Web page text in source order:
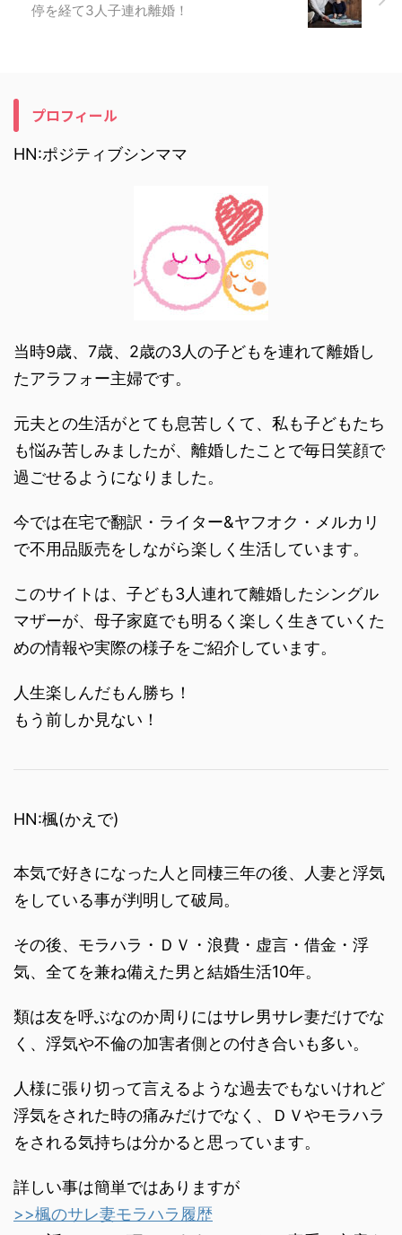
停を経て3人子連れ離婚！
プロフィール
HN:ポジティブシンママ
当時9歳、7歳、2歳の3人の子どもを連れて離婚し
たアラフォー主婦です。
元夫との生活がとても息苦しくて、私も子どもたち
も悩み苦しみましたが、離婚したことで毎日笑顔で
過ごせるようになりました。
今では在宅で翻訳・ライター&ヤフオク・メルカリ
で不用品販売をしながら楽しく生活しています。
このサイトは、子ども3人連れて離婚したシングル
マザーが、母子家庭でも明るく楽しく生きていくた
めの情報や実際の様子をご紹介しています。
人生楽しんだもん勝ち！
もう前しか見ない！
HN:楓(かえで)
本気で好きになった人と同棲三年の後、人妻と浮気
をしている事が判明して破局。
その後、モラハラ・ＤＶ・浪費・虚言・借金・浮
気、全てを兼ね備えた男と結婚生活10年。
類は友を呼ぶなのか周りにはサレ男サレ妻だけでな
く、浮気や不倫の加害者側との付き合いも多い。
人様に張り切って言えるような過去でもないけれど
浮気をされた時の痛みだけでなく、ＤＶやモラハラ
をされる気持ちは分かると思っています。
詳しい事は簡単ではありますが
>>楓のサレ妻モラハラ履歴